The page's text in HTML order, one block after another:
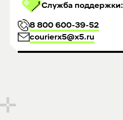
Служба поддержки:
8 800 600-39-52
courierx5@x5.ru